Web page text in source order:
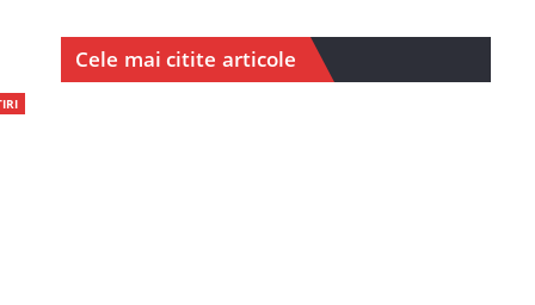
Cele mai citite articole